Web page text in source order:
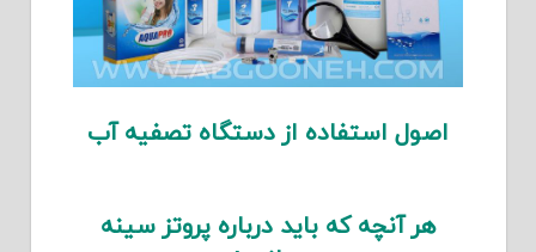
اصول استفاده از دستگاه تصفیه آب
هر آنچه که باید درباره پروتز سینه